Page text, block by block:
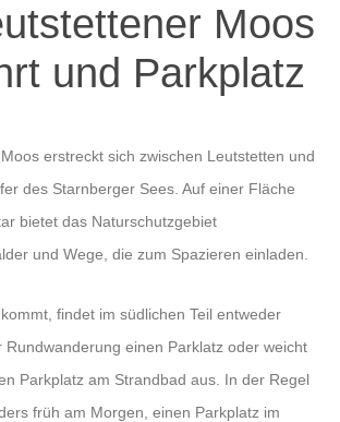
Moos
und Parkplatz
erstreckt sich zwischen Leutstetten und
des Starnberger Sees. Auf einer Fläche
bietet das Naturschutzgebiet
und Wege, die zum Spazieren einladen.
findet im südlichen Teil entweder
Rundwanderung einen Parklatz oder weicht
Parkplatz am Strandbad aus. In der Regel
früh am Morgen, einen Parkplatz im